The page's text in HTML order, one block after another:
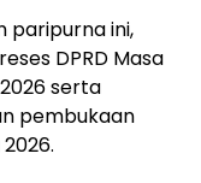
paripurna ini,
DPRD Masa
serta
pembukaan